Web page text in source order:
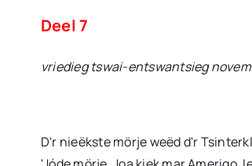
Deel 7
vriedieg tswai-entswantsieg
D'r nieëkste mörje weëd d'r